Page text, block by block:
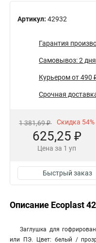
Артикул: 42932
Гарантия
Самовывоз: 2 дня
Курьером от 490
Срочная
1 381,69 ₽ Скидка 54%
625,25 ₽
Цена за 1 уп
Быстрый заказ
Описание Ecoplast
Заглушка для
или ПЭ. Цвет: белый /